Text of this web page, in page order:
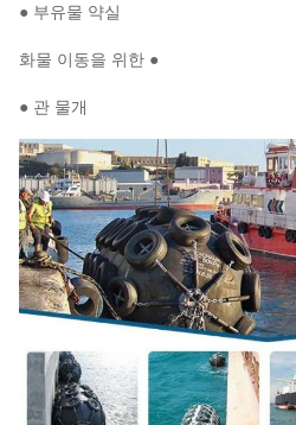
● 부유물 약실
화물 이동을 위한 ●
● 관 물개